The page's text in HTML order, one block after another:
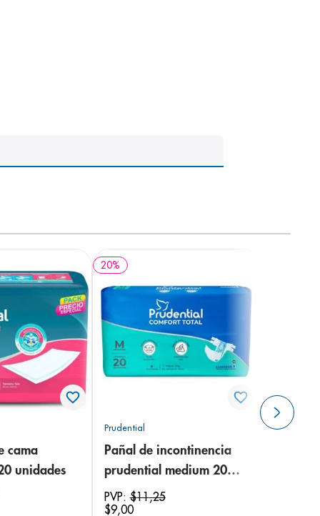
cama
unidades
20%
Prudential
Pañal de incontinencia
prudential medium 20
unidades
PVP:$11,25
$9,00